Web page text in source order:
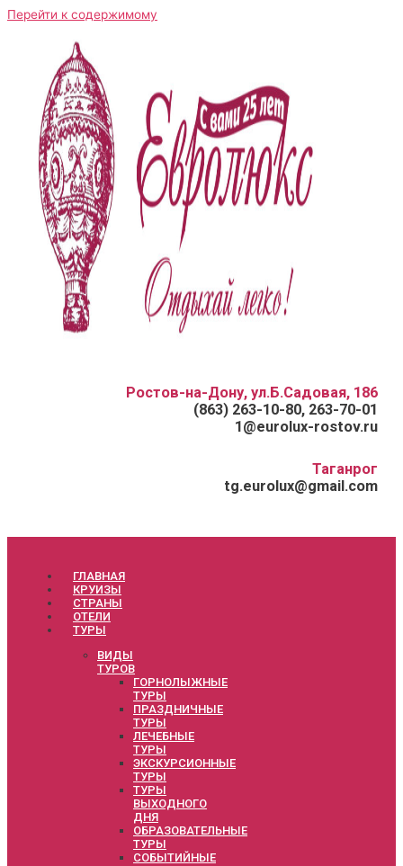
Перейти к содержимому
Ростов-на-Дону, ул.Б.Садовая, 186
(863) 263-10-80, 263-70-01
1@eurolux-rostov.ru
Таганрог
tg.eurolux@gmail.com
ГЛАВНАЯ
КРУИЗЫ
СТРАНЫ
ОТЕЛИ
ТУРЫ
ВИДЫ
ТУРОВ
ГОРНОЛЫЖНЫЕ
ТУРЫ
ПРАЗДНИЧНЫЕ
ТУРЫ
ЛЕЧЕБНЫЕ
ТУРЫ
ЭКСКУРСИОННЫЕ
ТУРЫ
ТУРЫ
ВЫХОДНОГО
ДНЯ
ОБРАЗОВАТЕЛЬНЫЕ
ТУРЫ
СОБЫТИЙНЫЕ